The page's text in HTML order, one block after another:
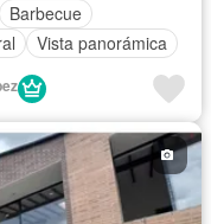
Barbecue
Vista panorámica